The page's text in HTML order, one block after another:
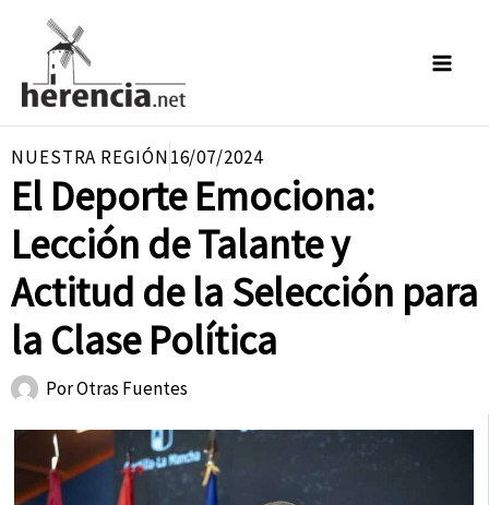
contenido
NUESTRA REGIÓN16/07/2024
El Deporte Emociona:
Lección de Talante y
Actitud de la Selección para
la Clase Política
PorOtras Fuentes